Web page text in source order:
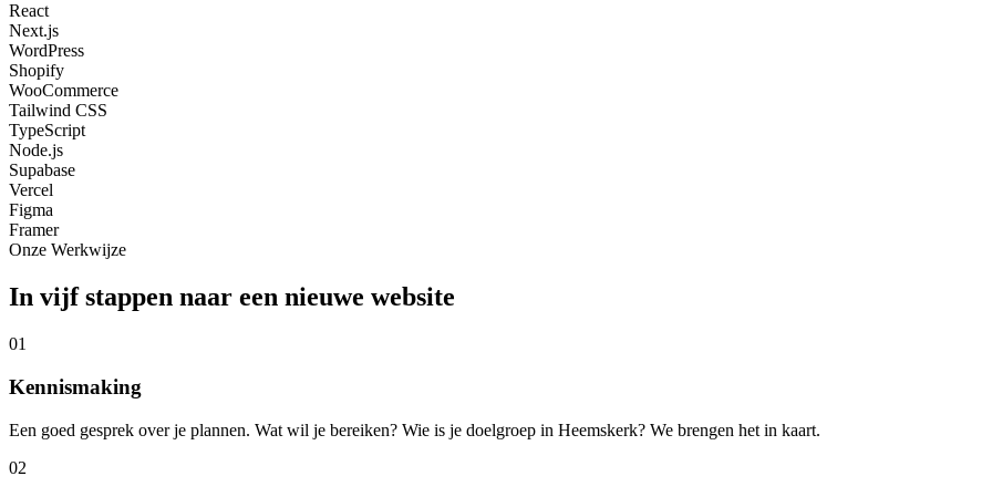
React
Next.js
WordPress
Shopify
WooCommerce
Tailwind CSS
TypeScript
Node.js
Supabase
Vercel
Figma
Framer
Onze Werkwijze
In vijf stappen naar een nieuwe website
01
Kennismaking
Een goed gesprek over je plannen. Wat wil je bereiken? Wie is je doelgroep in Heemskerk? We brengen het in kaart.
02